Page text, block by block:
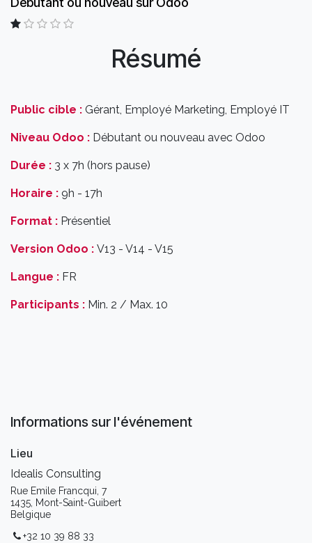
Résumé
Public cible : Gérant, Employé Marketing, Employé IT
Niveau Odoo : Débutant ou nouveau avec Odoo
Durée : 3 x 7h (hors pause)
Horaire : 9h - 17h
Format : Présentiel
Version Odoo : V13 - V14 - V15
Langue : FR
Participants : Min. 2 / Max. 10
Informations sur l'événement
Lieu
Idealis Consulting
Rue Emile Francqui, 7
1435, Mont-Saint-Guibert
Belgique
+32 10 39 88 33